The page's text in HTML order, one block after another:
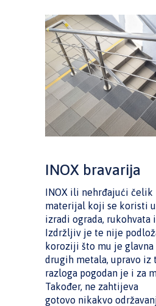
INOX bravarija
INOX ili nehrđajući
materijal koji se koristi u
izradi ograda, rukohvata
Izdržljiv je te nije
koroziji što mu je
drugih metala, upravo iz
razloga pogodan je i za
Također, ne zahtijeva
gotovo nikakvo